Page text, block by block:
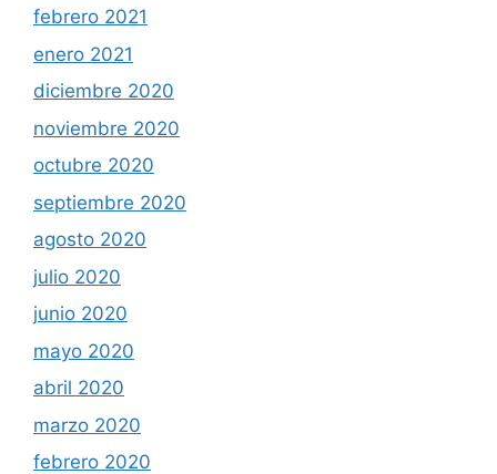
febrero 2021
enero 2021
diciembre 2020
noviembre 2020
octubre 2020
septiembre 2020
agosto 2020
julio 2020
junio 2020
mayo 2020
abril 2020
marzo 2020
febrero 2020